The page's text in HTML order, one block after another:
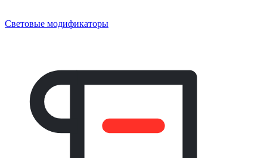
Световые модификаторы